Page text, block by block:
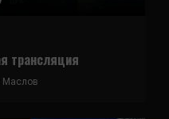
трансляция
Маслов